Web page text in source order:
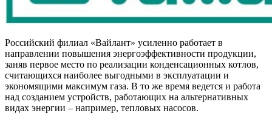
Российский филиал «Вайлант» усиленно работает в
направлении повышения энергоэффективности продукции,
заняв первое место по реализации конденсационных котлов,
считающихся наиболее выгодными в эксплуатации и
экономящими максимум газа. В то же время ведется и работа
над созданием устройств, работающих на альтернативных
видах энергии – например, тепловых насосов.